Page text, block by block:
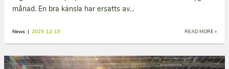
månad. En bra känsla har ersatts av…
READ MORE »
News | 2025-12-15